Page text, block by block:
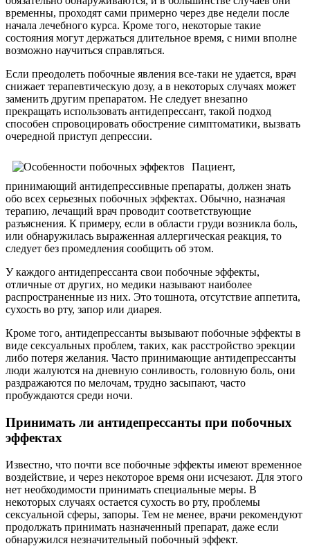
временны, проходят сами примерно через две недели после
начала лечебного курса. Кроме того, некоторые такие
состояния могут держаться длительное время, с ними вполне
возможно научиться справляться.
Если преодолеть побочные явления все-таки не удается, врач
снижает терапевтическую дозу, а в некоторых случаях может
заменить другим препаратом. Не следует внезапно
прекращать использовать антидепрессант, такой подход
способен спровоцировать обострение симптоматики, вызвать
очередной приступ депрессии.
Пациент,
принимающий антидепрессивные препараты, должен знать
обо всех серьезных побочных эффектах. Обычно, назначая
терапию, лечащий врач проводит соответствующие
разъяснения. К примеру, если в области груди возникла боль,
или обнаружилась выраженная аллергическая реакция, то
следует без промедления сообщить об этом.
У каждого антидепрессанта свои побочные эффекты,
отличные от других, но медики называют наиболее
распространенные из них. Это тошнота, отсутствие аппетита,
сухость во рту, запор или диарея.
Кроме того, антидепрессанты вызывают побочные эффекты в
виде сексуальных проблем, таких, как расстройство эрекции
либо потеря желания. Часто принимающие антидепрессанты
люди жалуются на дневную сонливость, головную боль, они
раздражаются по мелочам, трудно засыпают, часто
пробуждаются среди ночи.
Принимать ли антидепрессанты при побочных
эффектах
Известно, что почти все побочные эффекты имеют временное
воздействие, и через некоторое время они исчезают. Для этого
нет необходимости принимать специальные меры. В
некоторых случаях остается сухость во рту, проблемы
сексуальной сферы, запоры. Тем не менее, врачи рекомендуют
продолжать принимать назначенный препарат, даже если
обнаружился незначительный побочный эффект.